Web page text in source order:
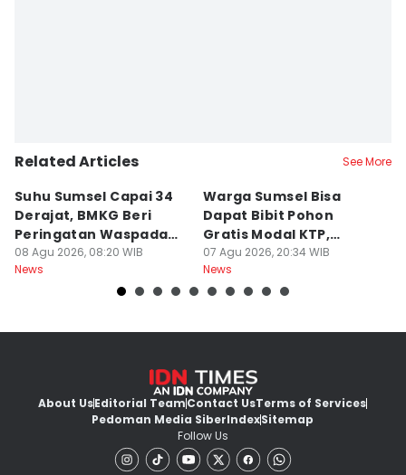
Related Articles See More
Suhu Sumsel Capai 34
Derajat, BMKG Beri
Peringatan Waspada
Karhutla
08 Agu 2026, 08:20 WIB
News
Warga Sumsel Bisa
Dapat Bibit Pohon
Gratis Modal KTP,
Menhut Beberkan
Caranya
07 Agu 2026, 20:34 WIB
News
About UsEditorial TeamContact UsTerms of Services
Pedoman Media SiberIndexSitemap
Follow Us